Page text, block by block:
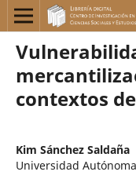
contextos
Kim Sánchez Saldaña
Universidad